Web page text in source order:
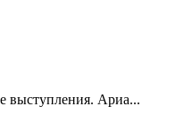
выступления. Ариа...